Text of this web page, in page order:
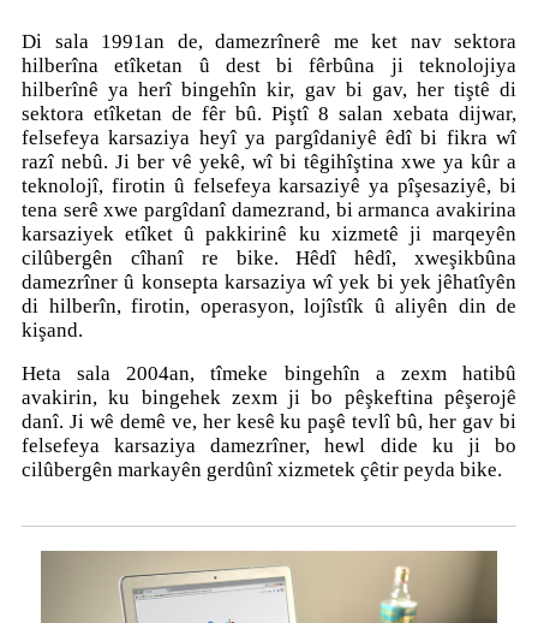
Di sala 1991an de, damezrînerê me ket nav sektora
hilberîna etîketan û dest bi fêrbûna ji teknolojiya
hilberînê ya herî bingehîn kir, gav bi gav, her tiştê di
sektora etîketan de fêr bû. Piştî 8 salan xebata dijwar,
felsefeya karsaziya heyî ya pargîdaniyê êdî bi fikra wî
razî nebû. Ji ber vê yekê, wî bi têgihîştina xwe ya kûr a
teknolojî, firotin û felsefeya karsaziyê ya pîşesaziyê, bi
tena serê xwe pargîdanî damezrand, bi armanca avakirina
karsaziyek etîket û pakkirinê ku xizmetê ji marqeyên
cilûbergên cîhanî re bike. Hêdî hêdî, xweşikbûna
damezrîner û konsepta karsaziya wî yek bi yek jêhatîyên
di hilberîn, firotin, operasyon, lojîstîk û aliyên din de
kişand.
Heta sala 2004an, tîmeke bingehîn a zexm hatibû
avakirin, ku bingehek zexm ji bo pêşkeftina pêşerojê
danî. Ji wê demê ve, her kesê ku paşê tevlî bû, her gav bi
felsefeya karsaziya damezrîner, hewl dide ku ji bo
cilûbergên markayên gerdûnî xizmetek çêtir peyda bike.